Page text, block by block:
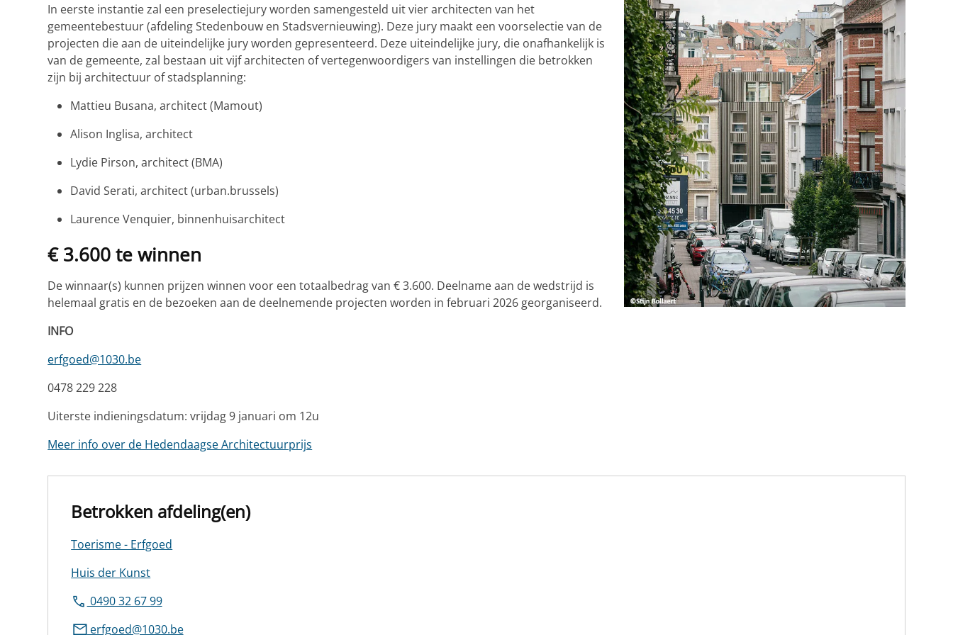
In eerste instantie zal een preselectiejury worden samengesteld uit vier architecten van het
gemeentebestuur (afdeling Stedenbouw en Stadsvernieuwing). Deze jury maakt een voorselectie van de
projecten die aan de uiteindelijke jury worden gepresenteerd. Deze uiteindelijke jury, die onafhankelijk is
van de gemeente, zal bestaan uit vijf architecten of vertegenwoordigers van instellingen die betrokken
zijn bij architectuur of stadsplanning:
Mattieu Busana, architect (Mamout)
Alison Inglisa, architect
Lydie Pirson, architect (BMA)
David Serati, architect (urban.brussels)
Laurence Venquier, binnenhuisarchitect
€ 3.600 te winnen
De winnaar(s) kunnen prijzen winnen voor een totaalbedrag van € 3.600. Deelname aan de wedstrijd is
helemaal gratis en de bezoeken aan de deelnemende projecten worden in februari 2026 georganiseerd.
INFO
erfgoed@1030.be
0478 229 228
Uiterste indieningsdatum: vrijdag 9 januari om 12u
Meer info over de Hedendaagse Architectuurprijs
Betrokken afdeling(en)
Toerisme - Erfgoed
Huis der Kunst
0490 32 67 99
erfgoed@1030.be